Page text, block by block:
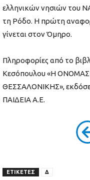
ελληνικών νησιών του
τη Ρόδο. Η πρώτη
γίνεται στον Όμηρο.
Πληροφορίες από το
Κεσόπουλου «Η
ΘΕΣΣΑΛΟΝΙΚΗΣ»,
ΠΑΙΔΕΙΑ Α.Ε.
ΕΤΙΚΕΤΕΣ Δ